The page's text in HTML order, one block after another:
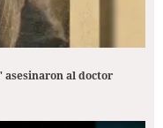
asesinaron al doctor